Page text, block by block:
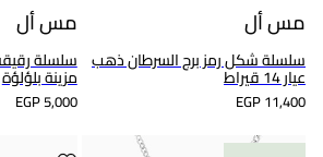
مس أل
سلسلة شكل رمز برج السرطان ذهب
عيار 14 قيراط
EGP 11,400
مس أل
مزينة بلؤلؤة
EGP 5,000